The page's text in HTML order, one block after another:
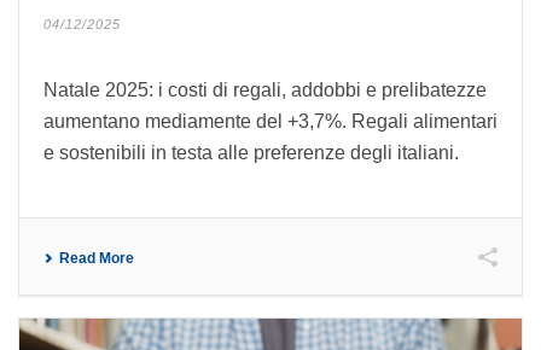
04/12/2025
Natale 2025: i costi di regali, addobbi e prelibatezze
aumentano mediamente del +3,7%. Regali alimentari
e sostenibili in testa alle preferenze degli italiani.
Read More